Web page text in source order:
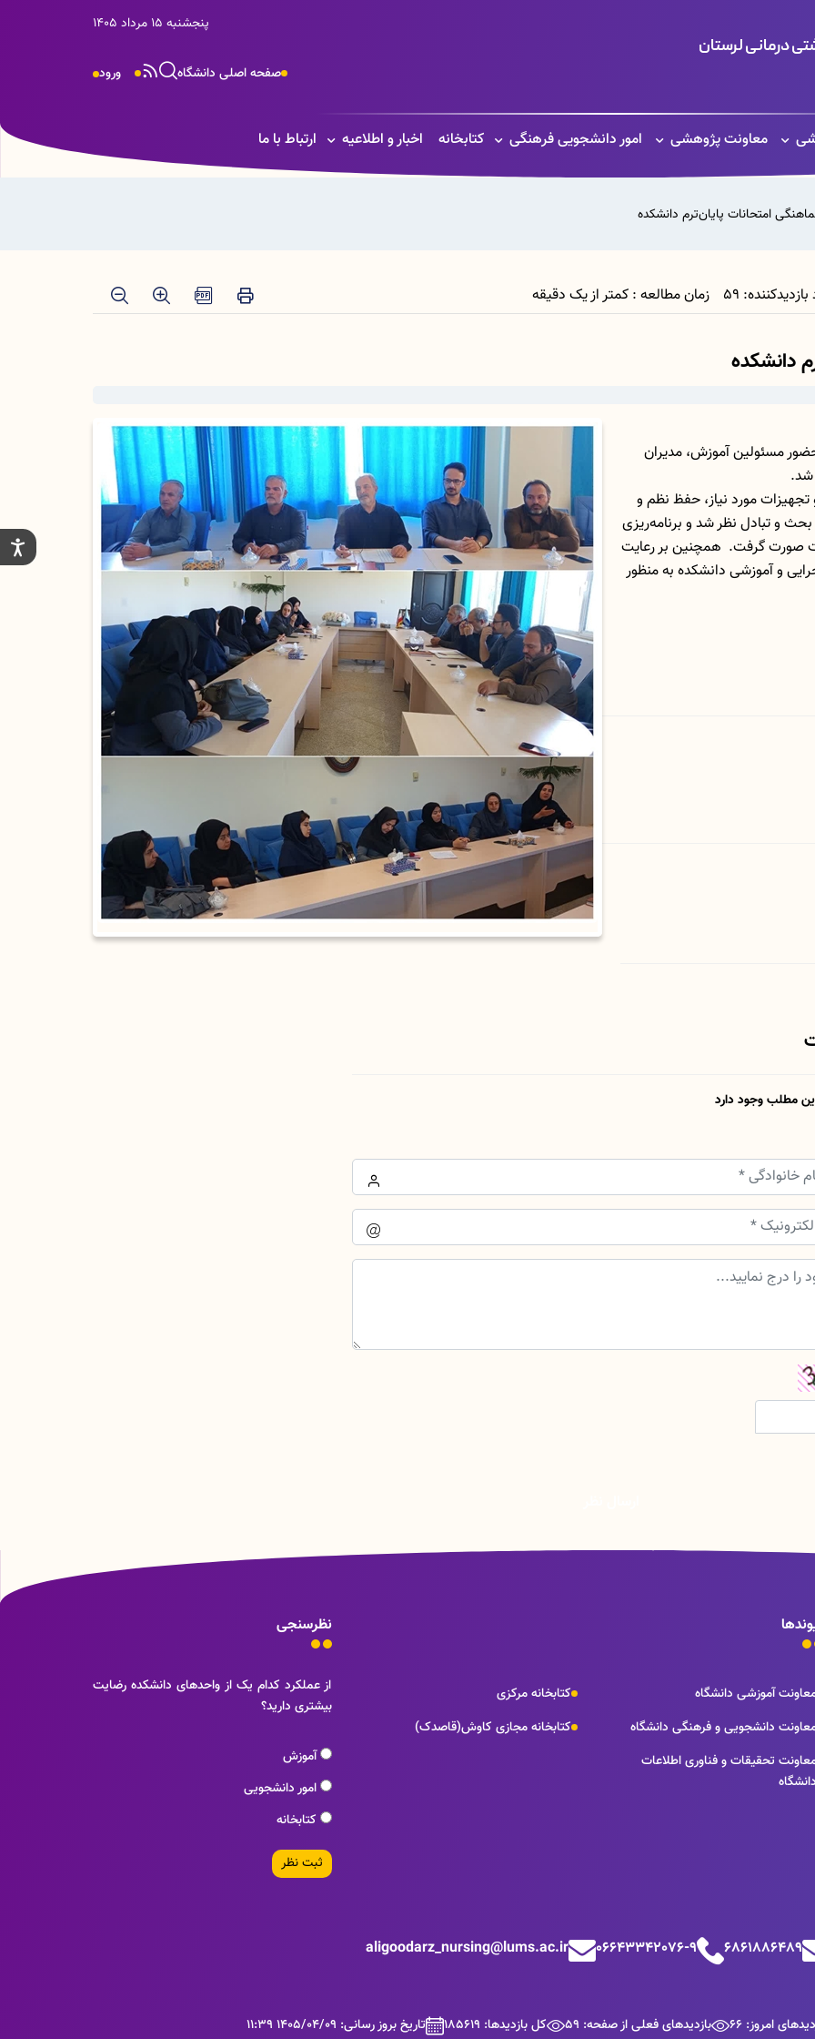
درمانی لرستان
پنجشنبه 15 مرداد 1405
ورود صفحه اصلی دانشگاه
معاونت پژوهشی امور دانشجویی فرهنگی کتابخانه اخبار و اطلاعیه ارتباط با ما
امتحانات پایان‌ترم دانشکده
زمان مطالعه : کمتر از یک دقیقه
دانشکده
مسئولین آموزش، مدیران
مورد نیاز، حفظ نظم و
و تبادل نظر شد و برنامه‌ریزی
صورت گرفت. همچنین بر رعایت
و آموزشی دانشکده به منظور
آموزشی دانشگاه
کتابخانه مرکزی
دانشجویی و فرهنگی دانشگاه
کتابخانه مجازی کاوش(قاصدک)
تحقیقات و فناوری اطلاعات
نظرسنجی
از عملکرد کدام یک از واحدهای دانشکده رضایت
بیشتری دارید؟
آموزش
امور دانشجویی
کتابخانه
ثبت نظر
6861886489
06643342076-9
aligoodarz_nursing@lums.ac.ir
امروز: 66 بازدیدهای فعلی از صفحه: 59 کل بازدیدها: 185619 تاریخ بروز رسانی: 1405/04/09 11:39